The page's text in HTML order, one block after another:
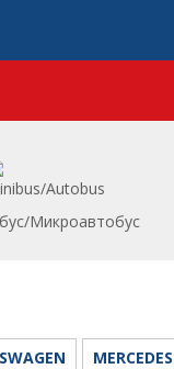
Микроавтобус
MERCEDES